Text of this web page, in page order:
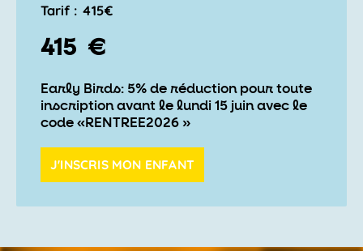
Tarif : 415€
415 €
Early Birds: 5% de réduction pour toute
inscription avant le lundi 15 juin avec le
code «RENTREE2026 »
J'INSCRIS MON ENFANT